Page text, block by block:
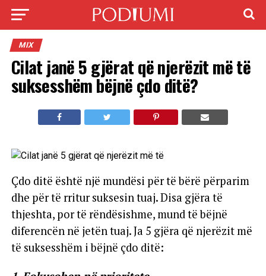
MIX
Cilat janë 5 gjërat që njerëzit më të
suksesshëm bëjnë çdo ditë?
Çdo ditë është një mundësi për të bërë përparim
dhe për të rritur suksesin tuaj. Disa gjëra të
thjeshta, por të rëndësishme, mund të bëjnë
diferencën në jetën tuaj. Ja 5 gjëra që njerëzit më
të suksesshëm i bëjnë çdo ditë: